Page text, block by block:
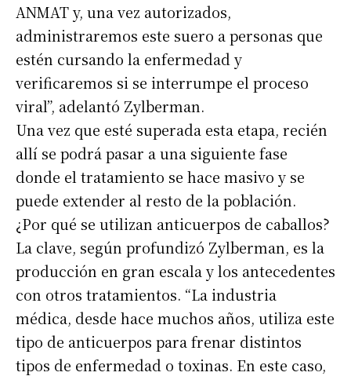
ANMAT y, una vez autorizados,
administraremos este suero a personas que
estén cursando la enfermedad y
verificaremos si se interrumpe el proceso
viral”, adelantó Zylberman.
Una vez que esté superada esta etapa, recién
allí se podrá pasar a una siguiente fase
donde el tratamiento se hace masivo y se
puede extender al resto de la población.
¿Por qué se utilizan anticuerpos de caballos?
La clave, según profundizó Zylberman, es la
producción en gran escala y los antecedentes
con otros tratamientos. “La industria
médica, desde hace muchos años, utiliza este
tipo de anticuerpos para frenar distintos
tipos de enfermedad o toxinas. En este caso,